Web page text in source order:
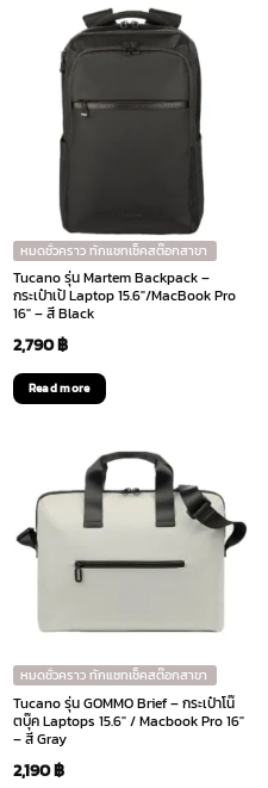
1,090 ฿.925 ฿.
หมดชั่วคราว ทักแชทเช็คสต๊อกสาขา
Tucano รุ่น Martem Backpack –
กระเป๋าเป้ Laptop 15.6″/MacBook Pro
16″ – สี Black
2,790฿
Read more
หมดชั่วคราว ทักแชทเช็คสต๊อกสาขา
Tucano รุ่น GOMMO Brief – กระเป๋าโน๊
ตบุ๊ค Laptops 15.6″ / Macbook Pro 16″
– สี Gray
2,190฿